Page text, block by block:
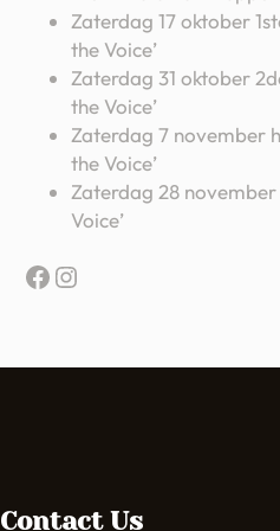
Zaterdag 17 oktober
the Voice’
Zaterdag 31 oktober
the Voice’
Zaterdag 7 november
the Voice’
Zaterdag 28 november
Voice’
Facebook
Instagram
Contact Us